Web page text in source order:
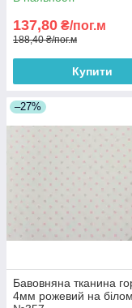
137,80 ₴/пог.м
188,40 ₴/пог.м
Купити
–27%
Бавовняна тканина
4мм рожевий на